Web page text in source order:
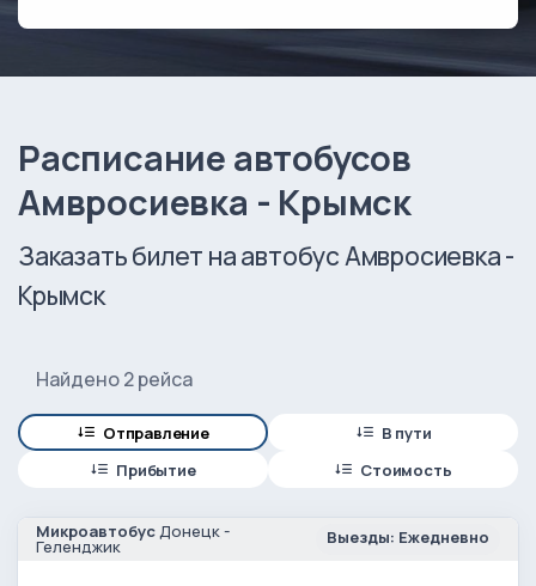
Расписание автобусов
Амвросиевка - Крымск
Заказать билет на автобус Амвросиевка -
Крымск
Найдено 2 рейса
Отправление
В пути
Прибытие
Стоимость
МикроавтобусДонецк -
Геленджик Выезды: Ежедневно